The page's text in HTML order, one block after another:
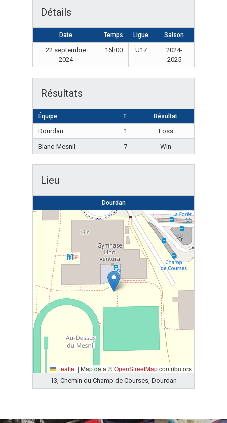
Détails
Date Temps Ligue Saison
22 septembre
2024
16h00 U17
2024-
2025
Résultats
Équipe T Résultat
Dourdan 1
Loss
Blanc-Mesnil
7 Win
Lieu
Dourdan
Leaflet | Map data ©OpenStreetMapcontributors
13, Chemin du Champ de Courses, Dourdan